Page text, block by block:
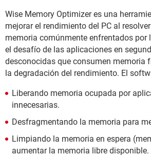
Wise Memory Optimizer es una
mejorar el rendimiento del PC al
memoria comúnmente enfrentados por
el desafío de las aplicaciones en
desconocidas que consumen memoria
la degradación del rendimiento. El
Liberando memoria ocupada por
innecesarias.
Desfragmentando la memoria para
Limpiando la memoria en espera
aumentar la memoria libre disponible.